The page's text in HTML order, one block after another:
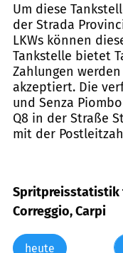
Um diese
der Strada
LKWs können
Tankstelle bietet
Zahlungen
akzeptiert. Die
und Senza
Q8 in der Straße
mit der
Spritpreisstatistik
Correggio, Carpi
heute